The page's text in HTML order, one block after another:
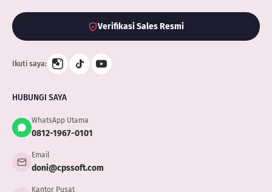
Verifikasi Sales Resmi
Ikuti saya:
HUBUNGI SAYA
WhatsApp Utama
0812-1967-0101
Email
doni@cpssoft.com
Kantor Pusat